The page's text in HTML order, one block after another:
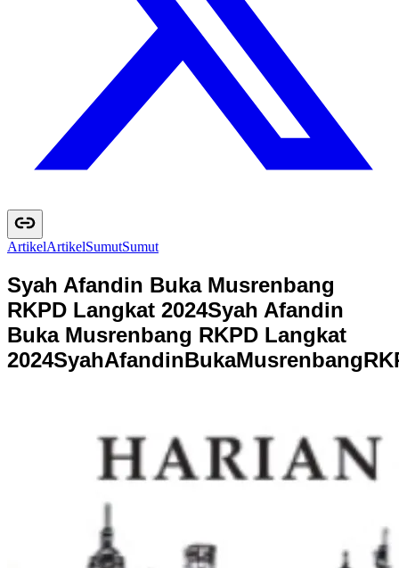
ArtikelArtikelSumutSumut
Syah Afandin Buka Musrenbang
RKPD Langkat 2024Syah Afandin
Buka Musrenbang RKPD Langkat
2024SyahAfandinBukaMusrenbangRK